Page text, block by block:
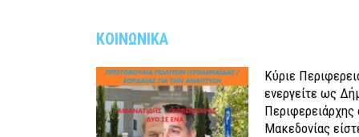
ΚΟΙΝΩΝΙΚΑ
Κύριε
ενεργείτε ως
Περιφερειάρχης
Μακεδονίας